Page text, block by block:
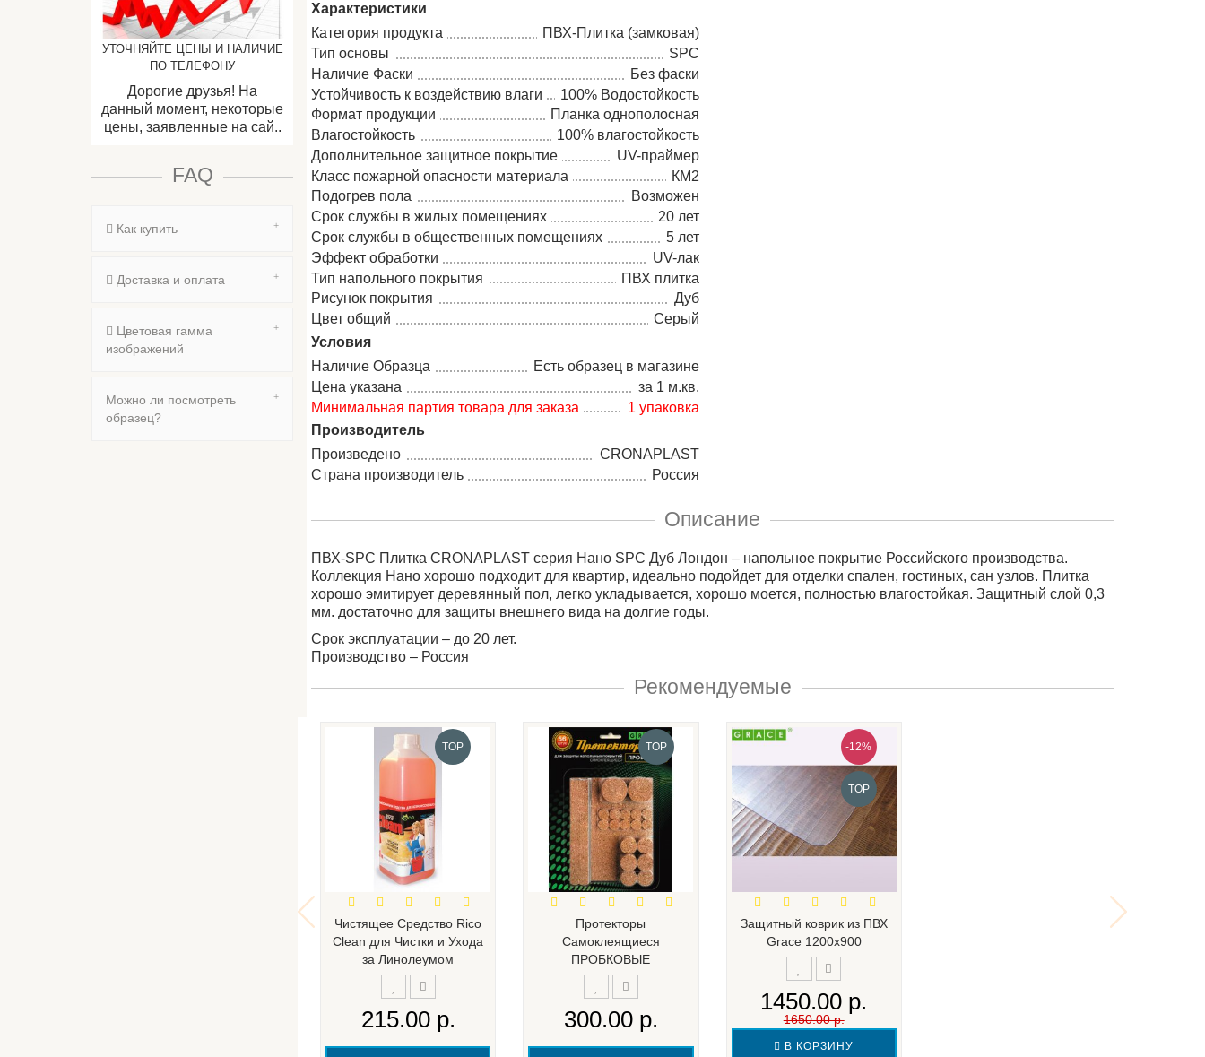
УТОЧНЯЙТЕ ЦЕНЫ И НАЛИЧИЕ
ПО ТЕЛЕФОНУ
Дорогие друзья! На
данный момент, некоторые
цены, заявленные на сай..
FAQ
Как купить
Доставка и оплата
Цветовая гамма
изображений
Можно ли посмотреть
образец?
Характеристики
Категория продукта
ПВХ-Плитка (замковая)
Тип основы
SPC
Наличие Фаски
Без фаски
Устойчивость к воздействию влаги
100% Водостойкость
Формат продукции
Планка однополосная
Влагостойкость
100% влагостойкость
Дополнительное защитное покрытие
UV-праймер
Класс пожарной опасности материала
КМ2
Подогрев пола
Возможен
Срок службы в жилых помещениях
20 лет
Срок службы в общественных помещениях
5 лет
Эффект обработки
UV-лак
Тип напольного покрытия
ПВХ плитка
Рисунок покрытия
Дуб
Цвет общий
Серый
Условия
Наличие Образца
Есть образец в магазине
Цена указана
за 1 м.кв.
Минимальная партия товара для заказа
1 упаковка
Производитель
Произведено
CRONAPLAST
Страна производитель
Россия
Описание
ПВХ-SPC Плитка CRONAPLAST серия Нано SPC Дуб Лондон – напольное покрытие Российского производства.
Коллекция Нано хорошо подходит для квартир, идеально подойдет для отделки спален, гостиных, сан узлов. Плитка
хорошо эмитирует деревянный пол, легко укладывается, хорошо моется, полностью влагостойкая. Защитный слой 0,3
мм. достаточно для защиты внешнего вида на долгие годы.
Срок эксплуатации – до 20 лет.
Производство – Роcсия
Рекомендуемые
TOP
Чистящее Средство Rico
Clean для Чистки и Ухода
за Линолеумом
215.00 р.
TOP
Протекторы
Самоклеящиеся
ПРОБКОВЫЕ
300.00 р.
-12%
TOP
Защитный коврик из ПВХ
Grace 1200х900
1450.00 р.
1650.00 р.
В КОРЗИНУ